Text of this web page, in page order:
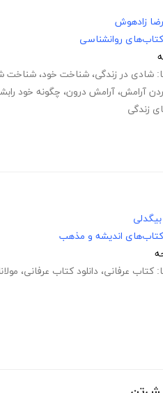
زادهوش
کتاب‌های روانشناسی
شادی در زندگی، شناخت خود، شناخت
آرامش، آرامش درون، چگونه خود
زندگی
کتاب‌های اندیشه و مذهب
کتاب عرفانی، دانلود کتاب عرفانی، مولانا